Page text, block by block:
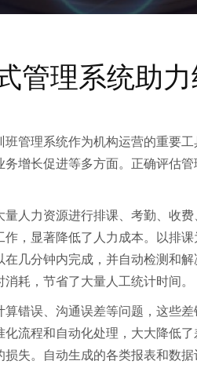
管理系统助
管理系统作为机构运营的重要工
增长促进等多方面。正确评估管
人力资源进行排课、考勤、收费
，显著降低了人力成本。以排
几分钟内完成，并自动检测和解
耗，节省了大量人工统计时间。
错误、沟通误差等问题，这些
流程和自动化处理，大大降低了
失。自动生成的各类报表和数据